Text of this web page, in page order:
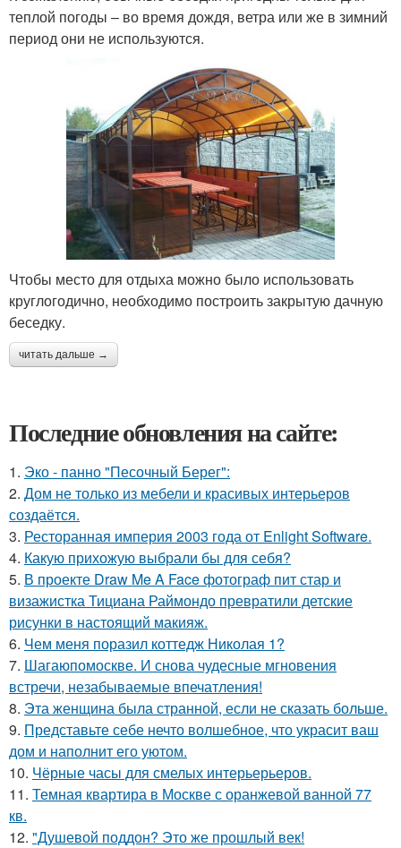
теплой погоды – во время дождя, ветра или же в зимний
период они не используются.
Чтобы место для отдыха можно было использовать
круглогодично, необходимо построить закрытую дачную
беседку.
читать дальше →
Последние обновления на сайте:
1. Эко - панно "Песочный Берег":
2. Дом не только из мебели и красивых интерьеров
создаётся.
3. Ресторанная империя 2003 года от Enlight Software.
4. Какую прихожую выбрали бы для себя?
5. В проекте Draw Me A Face фотограф пит стар и
визажистка Тициана Раймондо превратили детские
рисунки в настоящий макияж.
6. Чем меня поразил коттедж Николая 1?
7. Шагаюпомоскве. И снова чудесные мгновения
встречи, незабываемые впечатления!
8. Эта женщина была странной, если не сказать больше.
9. Представьте себе нечто волшебное, что украсит ваш
дом и наполнит его уютом.
10. Чёрные часы для смелых интерьерьеров.
11. Темная квартира в Москве с оранжевой ванной 77
кв.
12. "Душевой поддон? Это же прошлый век!